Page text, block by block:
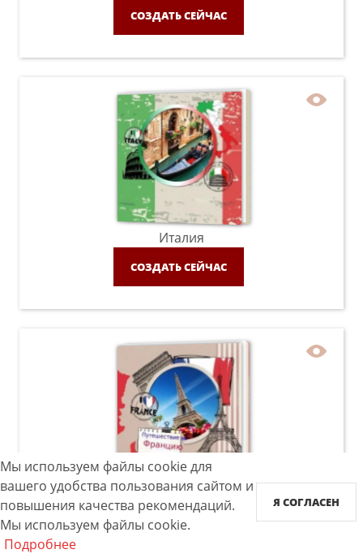
СОЗДАТЬ СЕЙЧАС
Италия
СОЗДАТЬ СЕЙЧАС
Франция
СОЗДАТЬ СЕЙЧАС
Мы используем файлы cookie для
вашего удобства пользования сайтом и
повышения качества рекомендаций.
Мы используем файлы cookie.
Подробнее
Я СОГЛАСЕН